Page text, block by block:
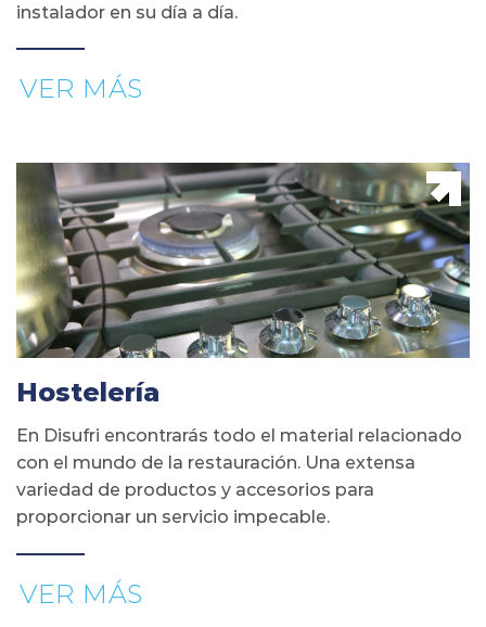
instalador en su día a día.
VER MÁS
Hostelería
En Disufri encontrarás todo el material relacionado
con el mundo de la restauración. Una extensa
variedad de productos y accesorios para
proporcionar un servicio impecable.
VER MÁS